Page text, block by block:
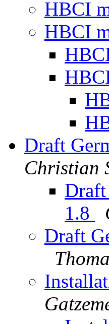
HBCI
HBCI
Draft
Christian
Draft
1.8
Draft